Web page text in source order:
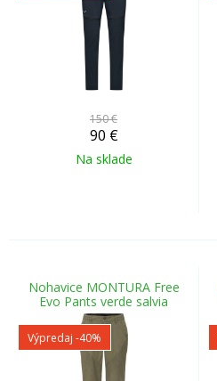
150 €
90 €
Na sklade
Nohavice MONTURA Free
Evo Pants verde salvia
Výpredaj -40%